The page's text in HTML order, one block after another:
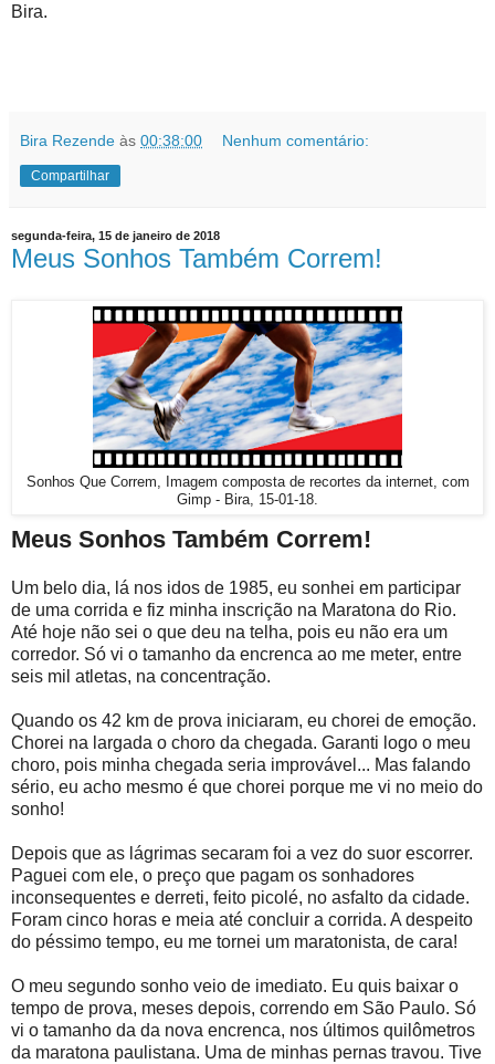
Bira.
Bira Rezende às 00:38:00 Nenhum comentário:
Compartilhar
segunda-feira, 15 de janeiro de 2018
Meus Sonhos Também Correm!
Sonhos Que Correm, Imagem composta de recortes da internet, com
Gimp - Bira, 15-01-18.
Meus Sonhos Também Correm!
Um belo dia, lá nos idos de 1985, eu sonhei em participar
de uma corrida e fiz minha inscrição na Maratona do Rio.
Até hoje não sei o que deu na telha, pois eu não era um
corredor. Só vi o tamanho da encrenca ao me meter, entre
seis mil atletas, na concentração.
Quando os 42 km de prova iniciaram, eu chorei de emoção.
Chorei na largada o choro da chegada. Garanti logo o meu
choro, pois minha chegada seria improvável... Mas falando
sério, eu acho mesmo é que chorei porque me vi no meio do
sonho!
Depois que as lágrimas secaram foi a vez do suor escorrer.
Paguei com ele, o preço que pagam os sonhadores
inconsequentes e derreti, feito picolé, no asfalto da cidade.
Foram cinco horas e meia até concluir a corrida. A despeito
do péssimo tempo, eu me tornei um maratonista, de cara!
O meu segundo sonho veio de imediato. Eu quis baixar o
tempo de prova, meses depois, correndo em São Paulo. Só
vi o tamanho da da nova encrenca, nos últimos quilômetros
da maratona paulistana. Uma de minhas pernas travou. Tive